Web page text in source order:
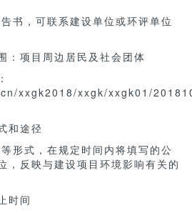
书，可联系建设单位或环评单位
：项目周边居民及社会团体
xxgk2018/xxgk/xxgk01/
和途径
形式，在规定时间内将填写的公
，反映与建设项目环境影响有关的
时间